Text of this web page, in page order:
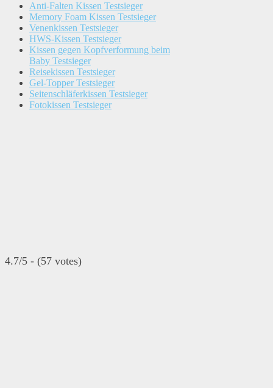
Anti-Falten Kissen Testsieger
Memory Foam Kissen Testsieger
Venenkissen Testsieger
HWS-Kissen Testsieger
Kissen gegen Kopfverformung beim
Baby Testsieger
Reisekissen Testsieger
Gel-Topper Testsieger
Seitenschläferkissen Testsieger
Fotokissen Testsieger
4.7/5 - (57 votes)